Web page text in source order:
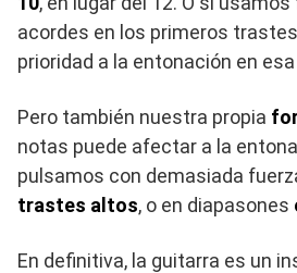
acordes en los primeros
prioridad a la entonación en
Pero también nuestra propia
notas puede afectar a la
pulsamos con demasiada
trastes altos, o en diapasones
En definitiva, la guitarra es un